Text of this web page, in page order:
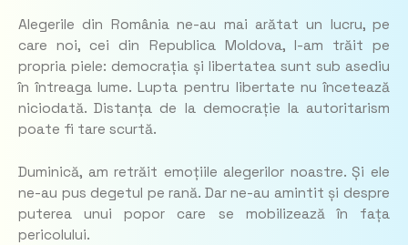
Alegerile din România ne-au mai arătat un lucru, pe
care noi, cei din Republica Moldova, l-am trăit pe
propria piele: democrația și libertatea sunt sub asediu
în întreaga lume. Lupta pentru libertate nu încetează
niciodată. Distanța de la democrație la autoritarism
poate fi tare scurtă.
Duminică, am retrăit emoțiile alegerilor noastre. Și ele
ne-au pus degetul pe rană. Dar ne-au amintit și despre
puterea unui popor care se mobilizează în fața
pericolului.